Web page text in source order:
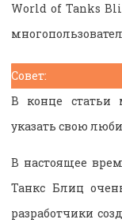
World of Tanks
Совет:
В конце статьи
указать свою
В настоящее
Танкс Блиц
разработчики